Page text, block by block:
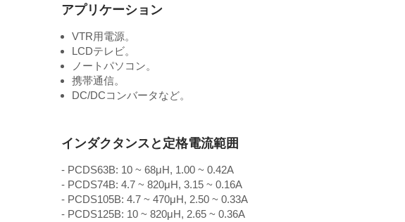
アプリケーション
VTR用電源。
LCDテレビ。
ノートパソコン。
携帯通信。
DC/DCコンバータなど。
インダクタンスと定格電流範囲
- PCDS63B: 10 ~ 68μH, 1.00 ~ 0.42A
- PCDS74B: 4.7 ~ 820μH, 3.15 ~ 0.16A
- PCDS105B: 4.7 ~ 470μH, 2.50 ~ 0.33A
- PCDS125B: 10 ~ 820μH, 2.65 ~ 0.36A